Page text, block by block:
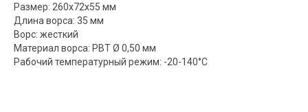
Размер: 260x72x55 мм
Длина ворса: 35 мм
Ворс: жесткий
Материал ворса: PBT Ø 0,50 мм
Рабочий температурный режим: -20-140°C